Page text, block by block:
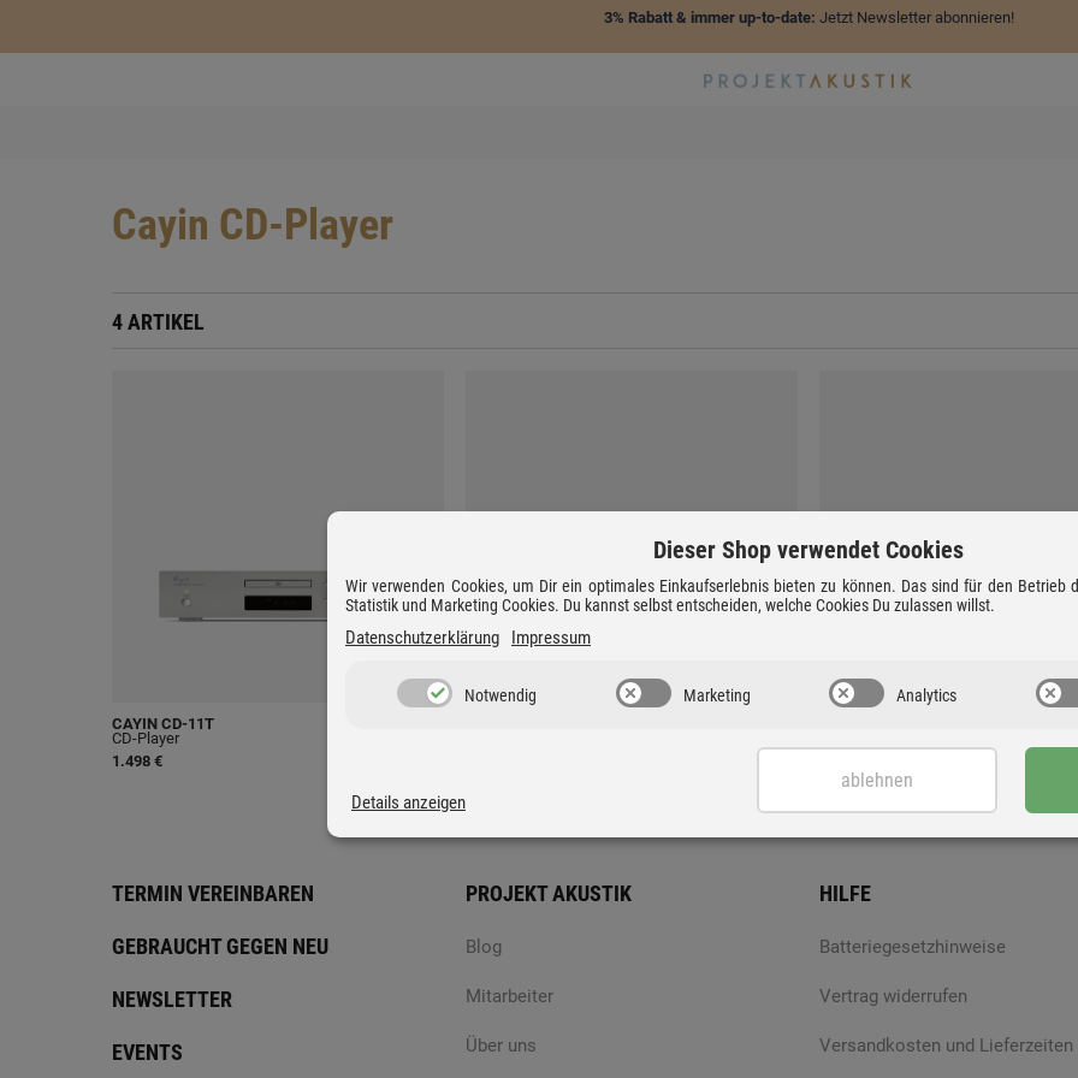
3% Rabatt & immer up-to-date: Jetzt Newsletter abonnieren!
Cayin CD-Player
4 ARTIKEL
CAYIN CD-11T
CD-Player
1.498 €
TERMIN VEREINBAREN
GEBRAUCHT GEGEN NEU
NEWSLETTER
EVENTS
PROJEKT AKUSTIK
Blog
Mitarbeiter
Über uns
HILFE
Batteriegesetzhinweise
Vertrag widerrufen
Versandkosten und Lieferzeiten
Dieser Shop verwendet Cookies
Wir verwenden Cookies, um Dir ein optimales Einkaufserlebnis bieten zu können. Das sind für den Betrieb
Statistik und Marketing Cookies. Du kannst selbst entscheiden, welche Cookies Du zulassen willst.
Datenschutzerklärung Impressum
Notwendig Marketing Analytics
Details anzeigen
ablehnen